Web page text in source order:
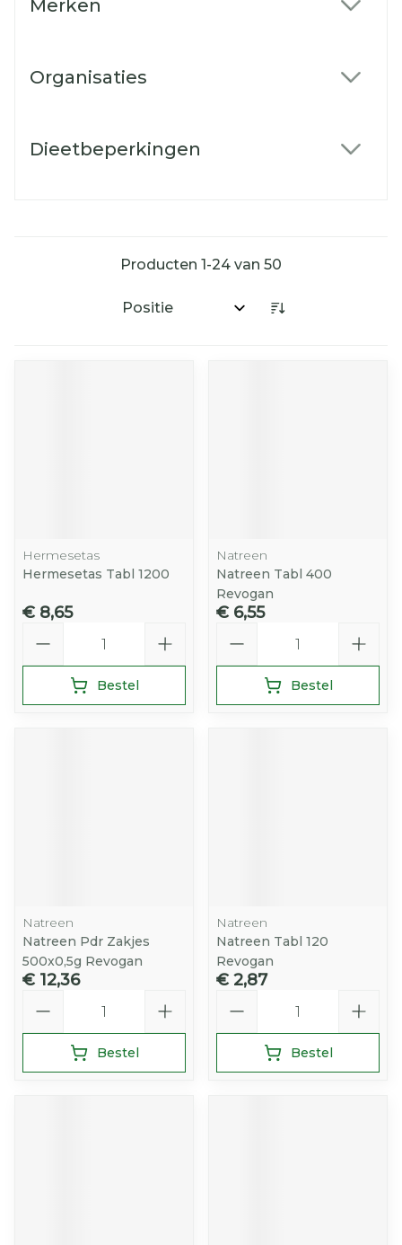
Merken
Organisaties
Dieetbeperkingen
Producten 1-24 van 50
Sorteer op:
Hermesetas
Hermesetas Tabl 1200
€ 8,65
Bestel
Natreen
Natreen Tabl 400
Revogan
€ 6,55
Bestel
Natreen
Natreen Pdr Zakjes
500x0,5g Revogan
€ 12,36
Bestel
Natreen
Natreen Tabl 120
Revogan
€ 2,87
Bestel